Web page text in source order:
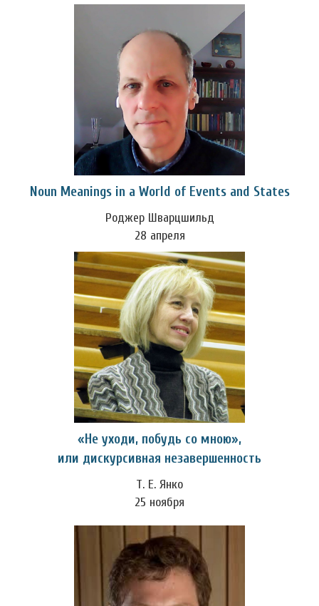
Noun Meanings in a World of Events and States
Роджер Шварцшильд
28 апреля
«Не уходи, побудь со мною»,
или дискурсивная незавершенность
Т. Е. Янко
25 ноября